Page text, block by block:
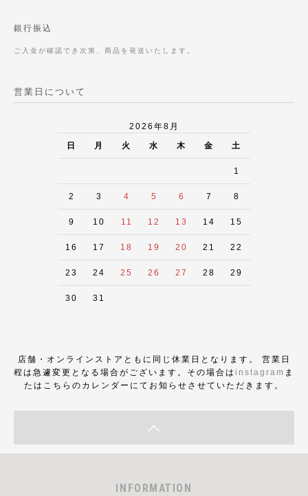
銀行振込
ご入金が確認でき次第、商品を発送いたします。
営業日について
2026年8月
日 月 火 水 木 金 土
1
2 3 4 5 6 7 8
9 10 11 12 13 14 15
16 17 18 19 20 21 22
23 24 25 26 27 28 29
30 31
店舗・オンラインストアともに同じ休業日となります。 営業日
程は急遽変更となる場合がございます。その場合は instagram ま
たはこちらのカレンダーにてお知らせさせていただきます。
INFORMATION